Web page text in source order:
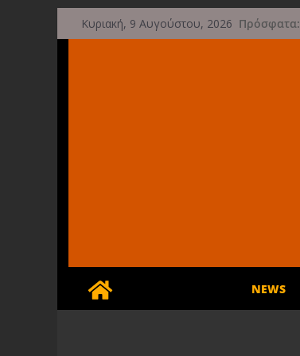
Μετάβαση
σε
Κυριακή, 9 Αυγούστου, 2026 Πρόσφατα:
NEWS